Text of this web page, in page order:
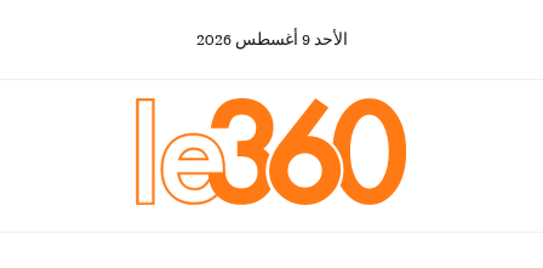
الأحد 9 أغسطس 2026